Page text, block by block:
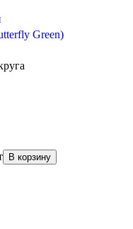
Green)
В корзину